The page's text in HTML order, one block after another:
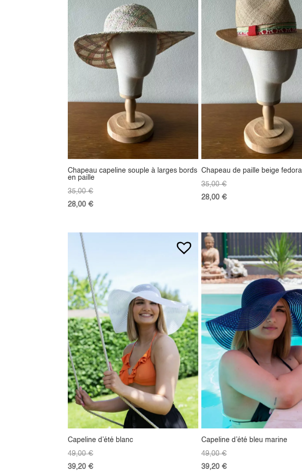
Chapeau capeline souple à larges bords
en paille
35,00€
28,00€
Chapeau de paille beige fedora
35,00€
28,00 €
Capeline d’été blanc
49,00€
39,20€
Capeline d’été bleu marine
49,00€
39,20 €